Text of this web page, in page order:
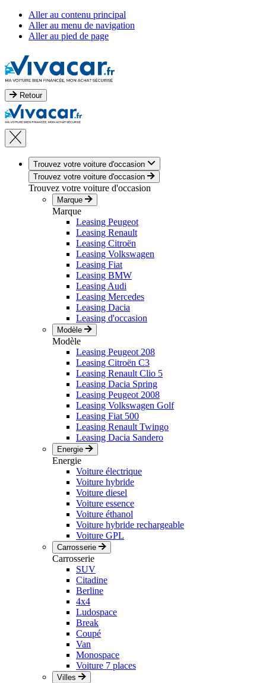
Aller au contenu principal
Aller au menu de navigation
Aller au pied de page
Retour
Trouvez votre voiture d'occasion
Trouvez votre voiture d'occasion
Trouvez votre voiture d'occasion
Marque
Marque
Leasing Peugeot
Leasing Renault
Leasing Citroën
Leasing Volkswagen
Leasing Fiat
Leasing BMW
Leasing Audi
Leasing Mercedes
Leasing Dacia
Leasing d'occasion
Modèle
Modèle
Leasing Peugeot 208
Leasing Citroën C3
Leasing Renault Clio 5
Leasing Dacia Spring
Leasing Peugeot 2008
Leasing Volkswagen Golf
Leasing Fiat 500
Leasing Renault Twingo
Leasing Dacia Sandero
Energie
Energie
Voiture électrique
Voiture hybride
Voiture diesel
Voiture essence
Voiture éthanol
Voiture hybride rechargeable
Voiture GPL
Carrosserie
Carrosserie
SUV
Citadine
Berline
4x4
Ludospace
Break
Coupé
Van
Monospace
Voiture 7 places
Villes